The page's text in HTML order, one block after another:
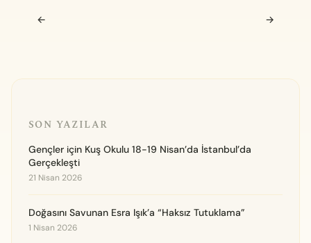
Navigasyon sonrası
← →
SON YAZILAR
Gençler için Kuş Okulu 18-19 Nisan’da İstanbul’da
Gerçekleşti
21 Nisan 2026
Doğasını Savunan Esra Işık’a “Haksız Tutuklama”
1 Nisan 2026